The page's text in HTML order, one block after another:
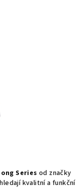
Series od značky
kvalitní a funkční